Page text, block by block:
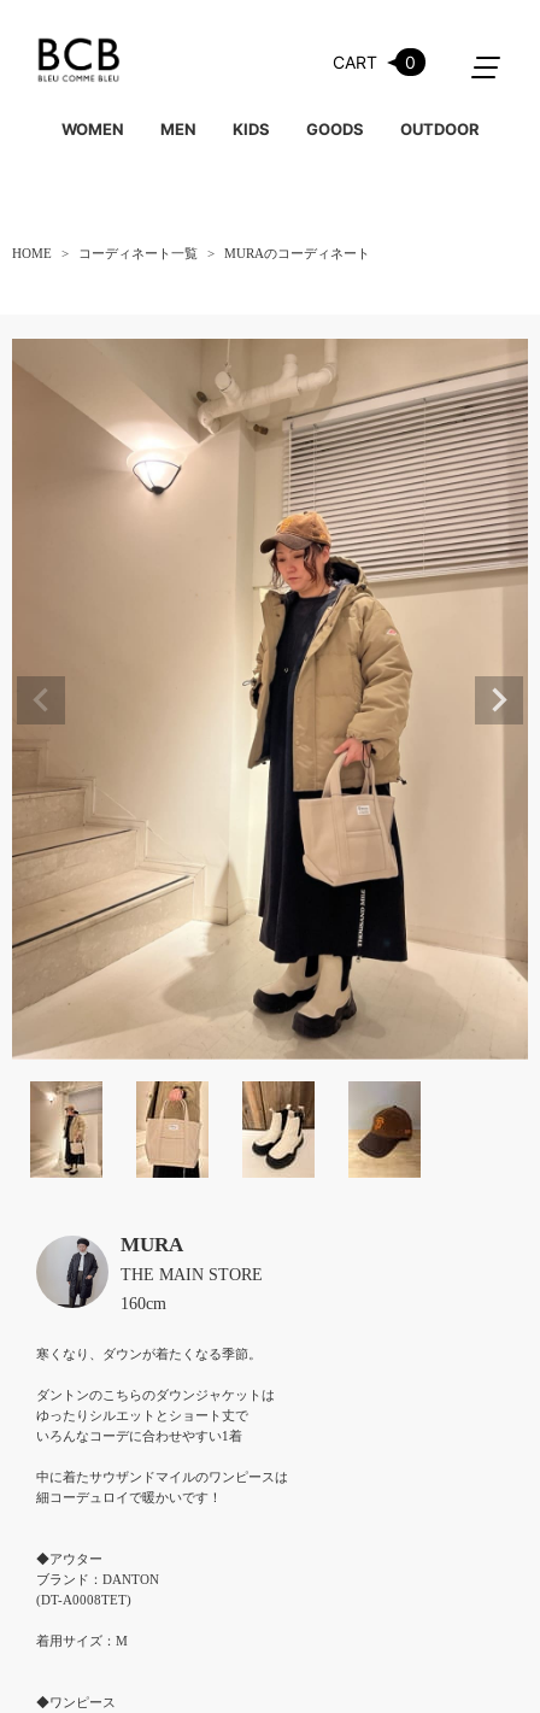
CART 0
WOMEN MEN KIDS GOODS OUTDOOR
HOME コーディネート一覧 MURAのコーディネート
MURA
THE MAIN STORE
160cm
寒くなり、ダウンが着たくなる季節。
ダントンのこちらのダウンジャケットは
ゆったりシルエットとショート丈で
いろんなコーデに合わせやすい1着
中に着たサウザンドマイルのワンピースは
細コーデュロイで暖かいです！
◆アウター
ブランド：DANTON
(DT-A0008TET)
着用サイズ：M
◆ワンピース